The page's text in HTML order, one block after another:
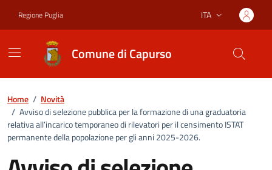
Regione Puglia Lingua attiva:
ITA
Comune di Capurso
Home / Novità
/ Avviso di selezione pubblica per la formazione di una graduatoria
relativa all’incarico temporaneo di rilevatori per il censimento ISTAT
permanente della popolazione per gli anni 2025-2026.